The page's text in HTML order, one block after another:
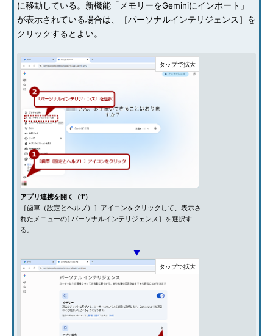
に移動している。新機能「メモリーをGeminiにインポート」
が表示されている場合は、［パーソナルインテリジェンス］を
クリックするとよい。
アプリ連携を開く（1'）
［歯車（設定とヘルプ）］アイコンをクリックして、表示さ
れたメニューの[ パーソナルインテリジェンス］を選択す
る。
▼